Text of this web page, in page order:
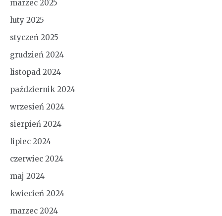
marzec 2025
luty 2025
styczeń 2025
grudzień 2024
listopad 2024
październik 2024
wrzesień 2024
sierpień 2024
lipiec 2024
czerwiec 2024
maj 2024
kwiecień 2024
marzec 2024